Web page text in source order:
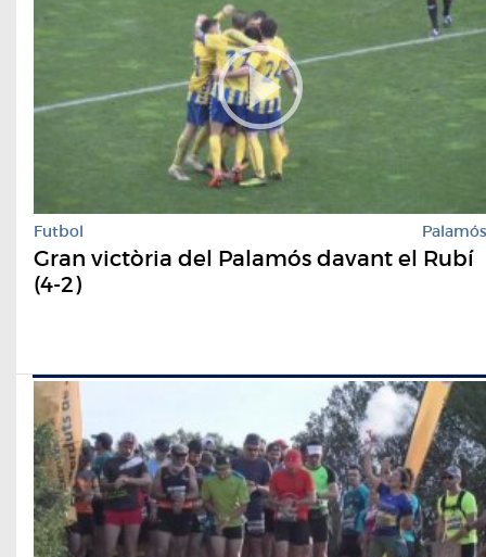
Futbol Palamós
Gran victòria del Palamós davant el Rubí
(4-2)